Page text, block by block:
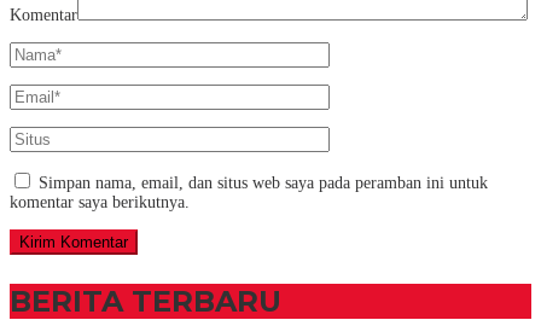
Komentar
Simpan nama, email, dan situs web saya pada peramban ini untuk
komentar saya berikutnya.
BERITA TERBARU